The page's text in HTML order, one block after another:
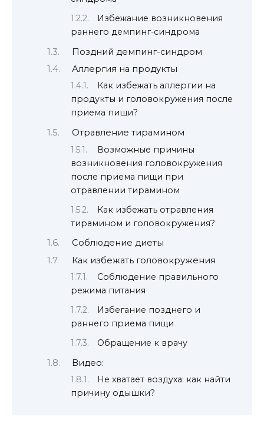
Избежание возникновения
раннего демпинг-синдрома
Поздний демпинг-синдром
Аллергия на продукты
Как избежать аллергии на
продукты и головокружения после
приема пищи?
Отравление тирамином
Возможные причины
возникновения головокружения
после приема пищи при
отравлении тирамином
Как избежать отравления
тирамином и головокружения?
Соблюдение диеты
Как избежать головокружения
Соблюдение правильного
режима питания
Избегание позднего и
раннего приема пищи
Обращение к врачу
Видео:
Не хватает воздуха: как найти
причину одышки?